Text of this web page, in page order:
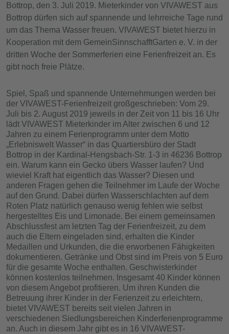
Bottrop, den 3. Juli 2019. Mieterkinder von VIVAWEST aus
Bottrop dürfen sich auf spannende und lehrreiche Tage rund
um das Thema Wasser freuen. VIVAWEST bietet hierzu in
Kooperation mit dem GemeinSinnschafftGarten e. V. in der
dritten Woche der Sommerferien eine Ferienfreizeit an. Es
gibt noch freie Plätze.
Spiel, Spaß und spannende Unternehmungen werden bei
der VIVAWEST-Ferienfreizeit großgeschrieben: Vom 29.
Juli bis 2. August 2019 jeweils in der Zeit von 11 bis 16 Uhr
lädt VIVAWEST Mieterkinder im Alter zwischen 6 und 12
Jahren zu einem Ferienprogramm unter dem Motto
„Erlebniswelt Wasser“ in das Quartiersbüro der Stadt
Bottrop in der Kardinal-Hengsbach-Str. 1-3 in 46236 Bottrop
ein. Warum kann ein Gecko übers Wasser laufen? Und
wieviel Kraft hat eigentlich das Wasser? Diesen und
anderen Fragen gehen die Teilnehmer im Laufe der Woche
auf den Grund. Dabei dürfen Wasserschlachten auf dem
Roten Platz natürlich genauso wenig fehlen wie selbst
hergestelltes Eis und Limonade. Bei einem gemeinsamen
Abschlussfest am letzten Tag der Ferienfreizeit, zu dem
auch die Eltern eingeladen sind, erhalten die Kinder
Medaillen und Urkunden, die die erworbenen Fähigkeiten
dokumentieren. Getränke und Obst sind im Preis von 5 Euro
für die gesamte Woche enthalten. Geschwisterkinder
können kostenlos teilnehmen. Insgesamt 40 Kinder können
von diesem Angebot profitieren. Um ihren Kunden die
Betreuung ihrer Kinder in der Ferienzeit zu erleichtern,
bietet VIVAWEST bereits seit vielen Jahren in
verschiedenen Siedlungsbereichen Kinderferienprogramme
an. Auch in diesem Jahr gibt es in 16 VIVAWEST-